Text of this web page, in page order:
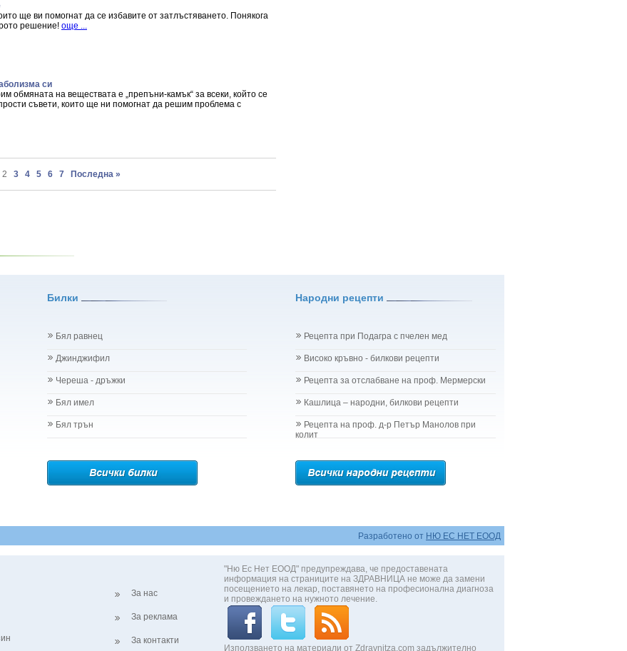
ще ви помогнат да се избавите от затлъстяването. Понякога
решение! още ...
си
обмяната на веществата е „препъни-камък“ за всеки, който се
съвети, които ще ни помогнат да решим проблема с
3 4 5 6 7 Последна »
Билки Народни рецепти
Бял равнец
Джинджифил
Череша - дръжки
Бял имел
Бял трън
Рецепта при Подагра с пчелен мед
Високо кръвно - билкови рецепти
Рецепта за отслабване на проф. Мермерски
Кашлица – народни, билкови рецепти
Рецепта на проф. д-р Петър Манолов при
колит
Разработено от НЮ ЕС НЕТ ЕООД
"Ню Ес Нет ЕООД" предупреждава, че предоставената
информация на страниците на ЗДРАВНИЦА не може да замени
посещението на лекар, поставянето на професионална диагноза
и провеждането на нужното лечение.
Използването на материали от Zdravnitza.com задължително
За нас
За реклама
За контакти